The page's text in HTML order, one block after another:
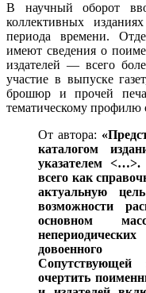
В научный оборот
коллективных
периода времени.
имеют сведения о
издателей — всего
участие в выпуске
брошюр и прочей
тематическому профилю
От автора:
каталогом
указателем
всего как
актуальную
возможности
основном
довоенного
Сопутствующей
очертить